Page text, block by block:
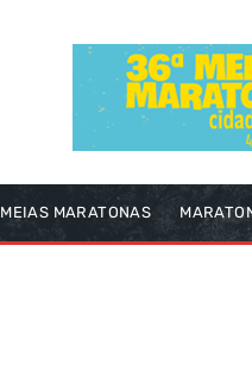
MEIAS MARATONAS